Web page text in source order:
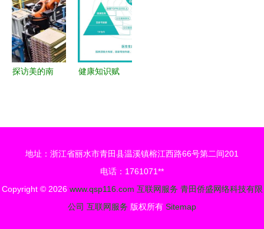
服务驱动行
业变革
社保费缴纳
更便捷
探访美的南
间”年内全
健康知识赋
新模式
地址：浙江省丽水市青田县温溪镇榕江西路66号第二间201
电话：1761071**
Copyright © 2026 www.qsp116.com 互联网服务 青田侨盛网络科技有限
公司 互联网服务 版权所有 Sitemap